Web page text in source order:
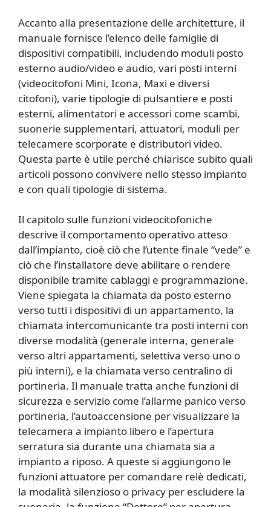
Accanto alla presentazione delle architetture, il
manuale fornisce l’elenco delle famiglie di
dispositivi compatibili, includendo moduli posto
esterno audio/video e audio, vari posti interni
(videocitofoni Mini, Icona, Maxi e diversi
citofoni), varie tipologie di pulsantiere e posti
esterni, alimentatori e accessori come scambi,
suonerie supplementari, attuatori, moduli per
telecamere scorporate e distributori video.
Questa parte è utile perché chiarisce subito quali
articoli possono convivere nello stesso impianto
e con quali tipologie di sistema.
Il capitolo sulle funzioni videocitofoniche
descrive il comportamento operativo atteso
dall’impianto, cioè ciò che l’utente finale “vede” e
ciò che l’installatore deve abilitare o rendere
disponibile tramite cablaggi e programmazione.
Viene spiegata la chiamata da posto esterno
verso tutti i dispositivi di un appartamento, la
chiamata intercomunicante tra posti interni con
diverse modalità (generale interna, generale
verso altri appartamenti, selettiva verso uno o
più interni), e la chiamata verso centralino di
portineria. Il manuale tratta anche funzioni di
sicurezza e servizio come l’allarme panico verso
portineria, l’autoaccensione per visualizzare la
telecamera a impianto libero e l’apertura
serratura sia durante una chiamata sia a
impianto a riposo. A queste si aggiungono le
funzioni attuatore per comandare relè dedicati,
la modalità silenzioso o privacy per escludere la